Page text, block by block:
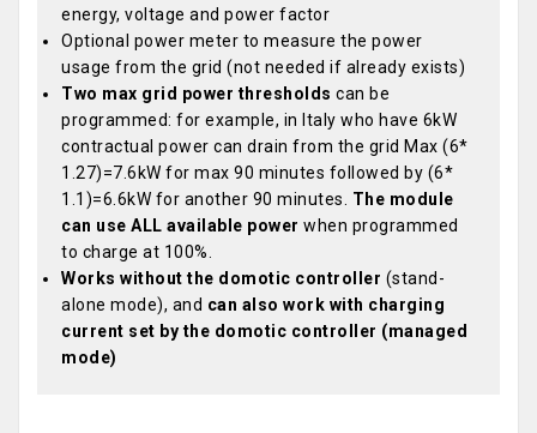
energy, voltage and power factor
Optional power meter to measure the power
usage from the grid (not needed if already exists)
Two max grid power thresholds can be
programmed: for example, in Italy who have 6kW
contractual power can drain from the grid Max (6*
1.27)=7.6kW for max 90 minutes followed by (6*
1.1)=6.6kW for another 90 minutes. The module
can use ALL available power when programmed
to charge at 100%.
Works without the domotic controller (stand-
alone mode), and can also work with charging
current set by the domotic controller (managed
mode)